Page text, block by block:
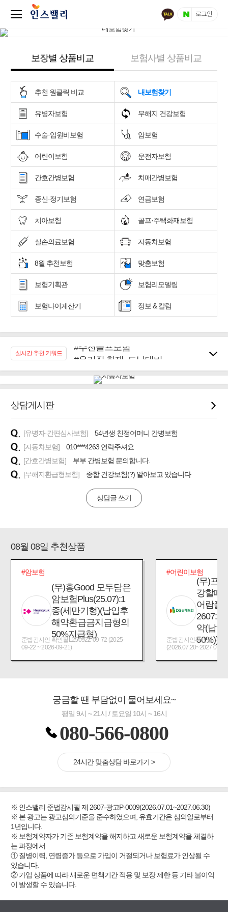
로그인
보장별 상품비교 보험사별 상품비교
추천 원클릭 비교 내보험찾기
유병자보험 무해지 건강보험
수술·입원비보험 암보험
어린이보험 운전자보험
간호간병보험 치매간병보험
종신·정기보험 연금보험
치아보험 골프·주택화재보험
실손의료보험 자동차보험
8월 추천보험 맞춤보험
보험기획관 보험리모델링
보험나이계산기 정보 & 칼럼
실시간 추천 키워드
#우리집 화재, 도난대비
#노후대비 연금재테크!
#임플란트, 치아치료보장
#무해지 건강보험
#바뀌기전에 4세대 가입
상담게시판
[유병자·간편심사보험]
54년생 친정어머니 간병보험
[자동차보험]
010****4263 연락주셔요
[간호간병보험]
부부 간병보험 문의합니다.
[무해지환급형보험]
종합 건강보험(?) 알아보고 있습니다
상담글 쓰기
08월 08일 추천상품
#암보험
(무)흥Good 모두담은
암보험Plus(25.07):1
종(세만기형)(납입후
해약환급금지급형의
50%지급형)
준법감시인 확인필L250922-09-72 (2025-
09-22 ~ 2026-09-21)
#어린이보험
(무)프
강할때
어람플
2607:
약(납입
50%))
준법감시인확인필_제
궁금할 땐 부담없이 물어보세요~
평일 9시 ~ 21시 / 토요일 10시 ~ 16시
080-566-0800
24시간 맞춤상담 바로가기 >
※ 인스밸리 준법감시필 제 2607-광고P-0009(2026.07.01~2027.06.30)
※ 본 광고는 광고심의기준을 준수하였으며, 유효기간은 심의일로부터
1년입니다.
※ 보험계약자가 기존 보험계약을 해지하고 새로운 보험계약을 체결하
는 과정에서
① 질병이력, 연령증가 등으로 가입이 거절되거나 보험료가 인상될 수
있습니다.
② 가입 상품에 따라 새로운 면책기간 적용 및 보장 제한 등 기타 불이익
이 발생할 수 있습니다.